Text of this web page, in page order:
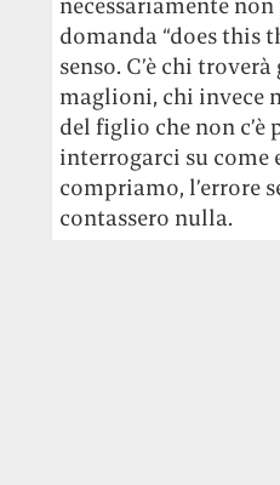
domanda “does this
senso. C’è chi
maglioni, chi invece
del figlio che non c’è
interrogarci su come
compriamo, l’errore
contassero nulla.